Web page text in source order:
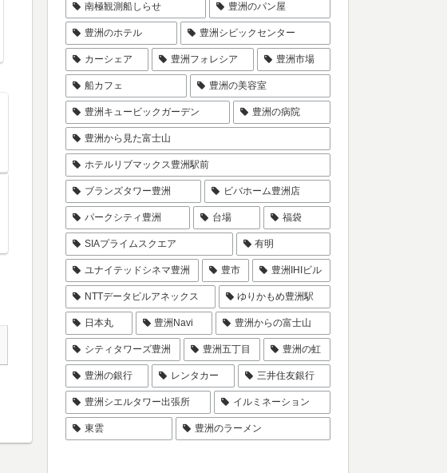
南極観測船しらせ 豊洲のパン屋
豊洲のホテル 豊洲シビックセンター
カーシェア 豊洲フォレシア 豊洲市場
船カフェ 豊洲の美容室
豊洲キュービックガーデン 豊洲の病院
豊洲から見た富士山
ホテルリブマックス豊洲駅前
ブランズタワー豊洲 ビバホーム豊洲店
パークシティ豊洲 台場 福袋
SIAプライムスクエア 有明
ユナイテッドシネマ豊洲 豊市 豊洲IHIビル
NTTデータビルアネックス ゆりかもめ豊洲駅
日本丸 豊洲Navi 豊洲からの富士山
シティタワーズ豊洲 豊洲五丁目 豊洲の虹
豊洲の銀行 レンタカー 三井住友銀行
豊洲シエルタワー出張所 イルミネーション
東雲 豊洲のラーメン